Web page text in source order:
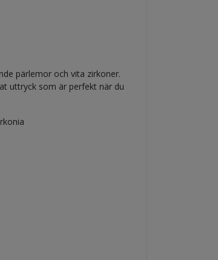
pärlemor och vita zirkoner.
uttryck som är perfekt när du